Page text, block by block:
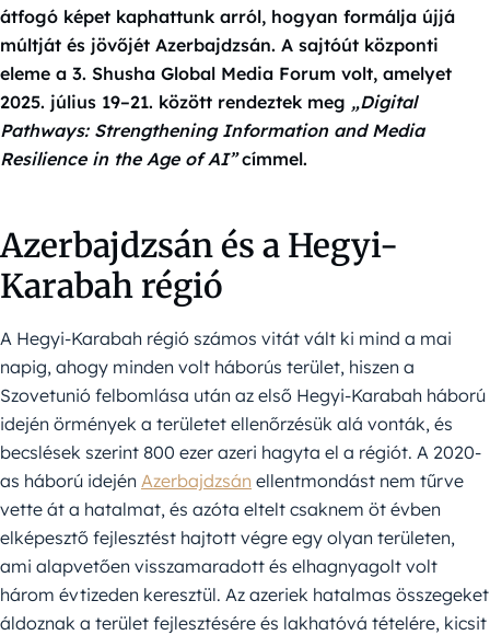
átfogó képet kaphattunk arról, hogyan formálja újjá
múltját és jövőjét Azerbajdzsán. A sajtóút központi
eleme a 3. Shusha Global Media Forum volt, amelyet
2025. július 19–21. között rendeztek meg „Digital
Pathways: Strengthening Information and Media
Resilience in the Age of AI”címmel.
Azerbajdzsán és a Hegyi-
Karabah régió
A Hegyi-Karabah régió számos vitát vált ki mind a mai
napig, ahogy minden volt háborús terület, hiszen a
Szovetunió felbomlása után az első Hegyi-Karabah háború
idején örmények a területet ellenőrzésük alá vonták, és
becslések szerint 800 ezer azeri hagyta el a régiót. A 2020-
as háború idején Azerbajdzsán ellentmondást nem tűrve
vette át a hatalmat, és azóta eltelt csaknem öt évben
elképesztő fejlesztést hajtott végre egy olyan területen,
ami alapvetően visszamaradott és elhagnyagolt volt
három évtizeden keresztül. Az azeriek hatalmas összegeket
áldoznak a terület fejlesztésére és lakhatóvá tételére, kicsit